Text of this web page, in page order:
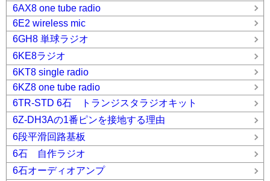
6AX8 one tube radio
6E2 wireless mic
6GH8 単球ラジオ
6KE8ラジオ
6KT8 single radio
6KZ8 one tube radio
6TR-STD 6石 トランジスタラジオキット
6Z-DH3Aの1番ピンを接地する理由
6段平滑回路基板
6石 自作ラジオ
6石オーディオアンプ